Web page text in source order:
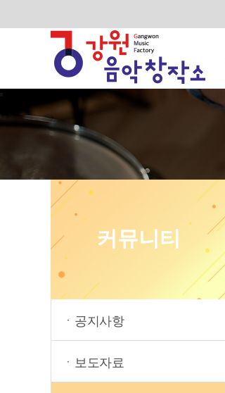
커뮤니티
ㆍ공지사항
ㆍ보도자료